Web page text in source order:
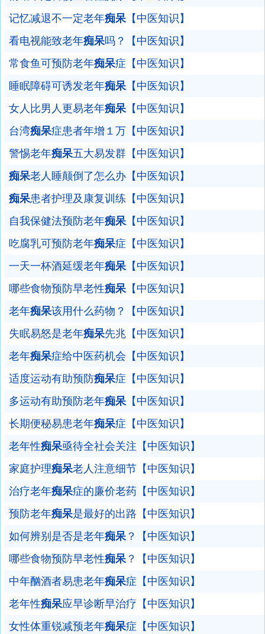
记忆减退不一定老年痴呆【中医知识】
看电视能致老年痴呆吗？【中医知识】
常食鱼可预防老年痴呆症【中医知识】
睡眠障碍可诱发老年痴呆【中医知识】
女人比男人更易老年痴呆【中医知识】
台湾痴呆症患者年增１万【中医知识】
警惕老年痴呆五大易发群【中医知识】
痴呆老人睡颠倒了怎么办【中医知识】
痴呆患者护理及康复训练【中医知识】
自我保健法预防老年痴呆【中医知识】
吃腐乳可预防老年痴呆症【中医知识】
一天一杯酒延缓老年痴呆【中医知识】
哪些食物预防早老性痴呆【中医知识】
老年痴呆该用什么药物？【中医知识】
失眠易怒是老年痴呆先兆【中医知识】
老年痴呆症给中医药机会【中医知识】
适度运动有助预防痴呆症【中医知识】
多运动有助预防老年痴呆【中医知识】
长期便秘易患老年痴呆症【中医知识】
老年性痴呆亟待全社会关注【中医知识】
家庭护理痴呆老人注意细节【中医知识】
治疗老年痴呆症的廉价老药【中医知识】
预防老年痴呆是最好的出路【中医知识】
如何辨别是否是老年痴呆？【中医知识】
哪些食物预防早老性痴呆？【中医知识】
中年酗酒者易患老年痴呆症【中医知识】
老年性痴呆应早诊断早治疗【中医知识】
女性体重锐减预老年痴呆症【中医知识】